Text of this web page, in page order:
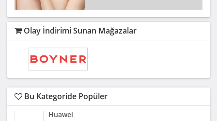
Olay İndirimi Sunan Mağazalar
Bu Kategoride Popüler
Huawei